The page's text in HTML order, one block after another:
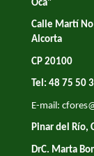
Oca"
Calle Martí
Alcorta
CP 20100
Tel: 48 75 50
E-mail:
Pinar del Río,
DrC. Marta